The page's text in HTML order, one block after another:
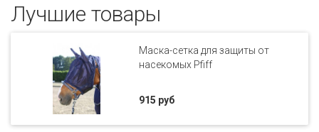
Лучшие товары
Маска-сетка для защиты от
насекомых Pfiff
915 руб